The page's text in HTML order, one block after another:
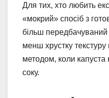
Для тих, хто любить
«мокрий» спосіб з
більш передбачуваний
менш хрустку
методом, коли капуста
соку.